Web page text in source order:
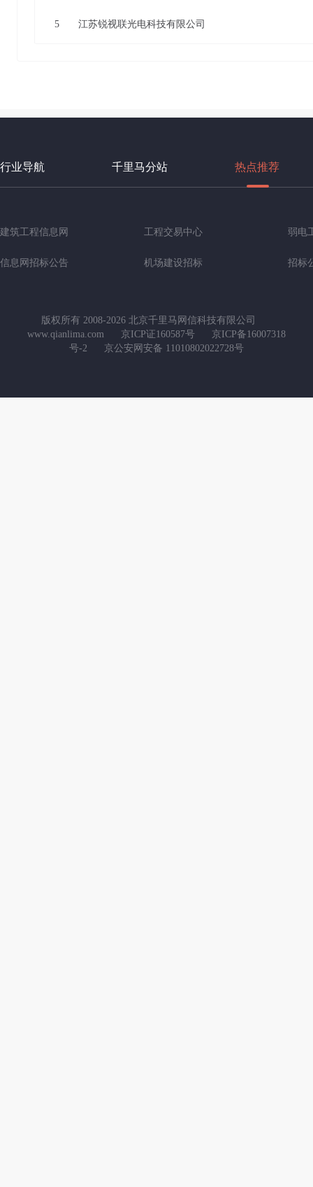
5 江苏锐视联光电科技有限公司
行业导航 千里马分站 热点推荐
建筑工程信息网 工程交易中心 弱电
信息网招标公告 机场建设招标 招标
版权所有 2008-2026 北京千里马网信科技有限公司
www.qianlima.com
京ICP证160587号
京ICP备16007318
号-2
京公安网安备 11010802022728号